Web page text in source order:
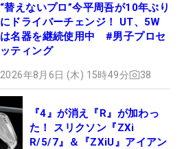
“替えないプロ”今平周吾が10年ぶり
にドライバーチェンジ！ UT、5W
は名器を継続使用中 #男子プロセ
ッティング
2026年8月6日 (木) 15時49分 38
『4』が消え『R』が加わっ
た！ スリクソン『ZXi
R/5/7』＆『ZXiU』アイアン